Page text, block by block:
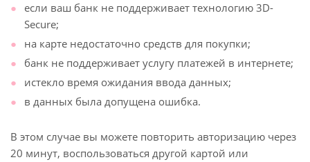
если ваш банк не поддерживает технологию 3D-
Secure;
на карте недостаточно средств для покупки;
банк не поддерживает услугу платежей в интернете;
истекло время ожидания ввода данных;
в данных была допущена ошибка.
В этом случае вы можете повторить авторизацию через
20 минут, воспользоваться другой картой или